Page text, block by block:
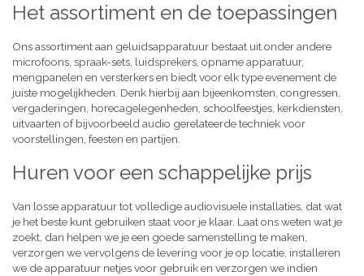
Het assortiment en de toepassingen
Ons assortiment aan geluidsapparatuur bestaat uit onder andere
microfoons, spraak-sets, luidsprekers, opname apparatuur,
mengpanelen en versterkers en biedt voor elk type evenement de
juiste mogelijkheden. Denk hierbij aan bijeenkomsten, congressen,
vergaderingen, horecagelegenheden, schoolfeestjes, kerkdiensten,
uitvaarten of bijvoorbeeld audio gerelateerde techniek voor
voorstellingen, feesten en partijen.
Huren voor een schappelijke prijs
Van losse apparatuur tot volledige audiovisuele installaties, dat wat
je het beste kunt gebruiken staat voor je klaar. Laat ons weten wat je
zoekt, dan helpen we je een goede samenstelling te maken,
verzorgen we vervolgens de levering voor je op locatie, installeren
we de apparatuur netjes voor gebruik en verzorgen we indien